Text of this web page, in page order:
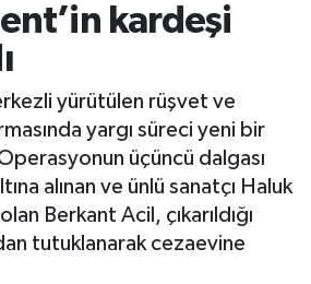
kardeşi
yürütülen rüşvet ve
yargı süreci yeni bir
üçüncü dalgası
alınan ve ünlü sanatçı Haluk
Berkant Acil, çıkarıldığı
tutuklanarak cezaevine